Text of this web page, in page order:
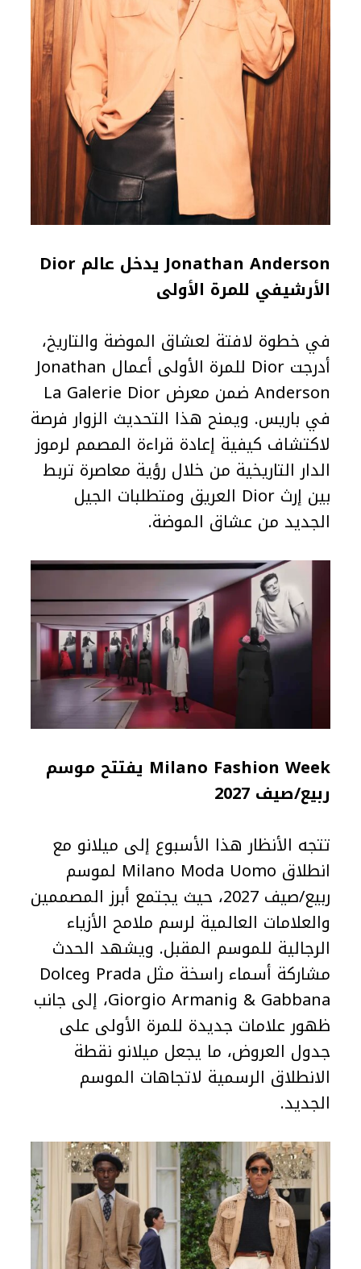
Jonathan Anderson يدخل عالم Dior
الأرشيفي للمرة الأولى
في خطوة لافتة لعشاق الموضة والتاريخ،
أدرجت Dior للمرة الأولى أعمال Jonathan
Anderson ضمن معرض La Galerie Dior
في باريس. ويمنح هذا التحديث الزوار فرصة
لاكتشاف كيفية إعادة قراءة المصمم لرموز
الدار التاريخية من خلال رؤية معاصرة تربط
بين إرث Dior العريق ومتطلبات الجيل
الجديد من عشاق الموضة.
Milano Fashion Week يفتتح موسم
ربيع/صيف 2027
تتجه الأنظار هذا الأسبوع إلى ميلانو مع
انطلاق Milano Moda Uomo لموسم
ربيع/صيف 2027، حيث يجتمع أبرز المصممين
والعلامات العالمية لرسم ملامح الأزياء
الرجالية للموسم المقبل. ويشهد الحدث
مشاركة أسماء راسخة مثل Prada وDolce
& Gabbana وGiorgio Armani، إلى جانب
ظهور علامات جديدة للمرة الأولى على
جدول العروض، ما يجعل ميلانو نقطة
الانطلاق الرسمية لاتجاهات الموسم
الجديد.